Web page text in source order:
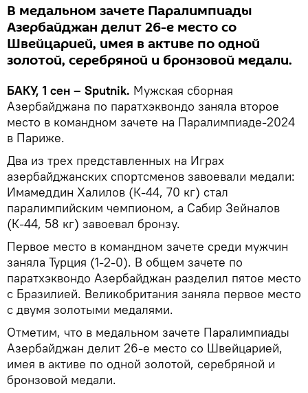
В медальном зачете Паралимпиады
Азербайджан делит 26-е место со
Швейцарией, имея в активе по одной
золотой, серебряной и бронзовой медали.
БАКУ, 1 сен – Sputnik. Мужская сборная
Азербайджана по паратхэквондо заняла второе
место в командном зачете на Паралимпиаде-2024
в Париже.
Два из трех представленных на Играх
азербайджанских спортсменов завоевали медали:
Имамеддин Халилов (К-44, 70 кг) стал
паралимпийским чемпионом, а Сабир Зейналов
(К-44, 58 кг) завоевал бронзу.
Первое место в командном зачете среди мужчин
заняла Турция (1-2-0). В общем зачете по
паратхэквондо Азербайджан разделил пятое место
с Бразилией. Великобритания заняла первое место
с двумя золотыми медалями.
Отметим, что в медальном зачете Паралимпиады
Азербайджан делит 26-е место со Швейцарией,
имея в активе по одной золотой, серебряной и
бронзовой медали.